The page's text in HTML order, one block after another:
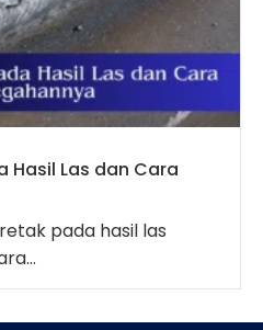
Hasil Las dan Cara
pada hasil las